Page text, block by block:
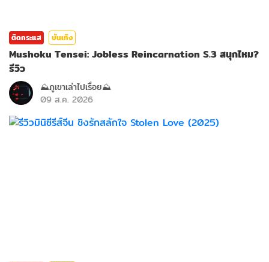
ติดกระแส บันเทิง
Mushoku Tensei: Jobless Reincarnation S.3 สนุกไหม?
รีวิว
⛰️ภูเขาเล่าไปเรื่อย⛰️
09 ส.ค. 2026